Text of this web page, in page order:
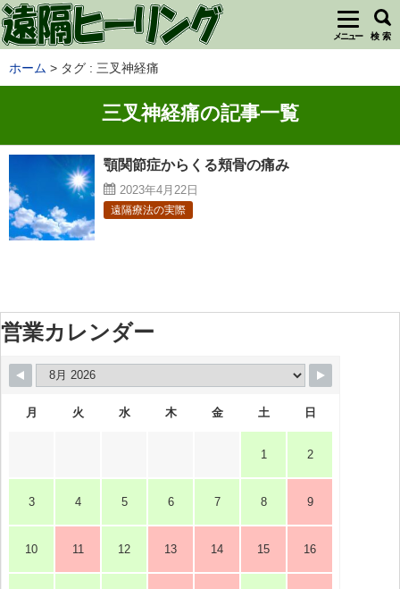
メニュー 検 索
ホーム タグ : 三叉神経痛
三叉神経痛の記事一覧
顎関節症からくる頬骨の痛み
2023年4月22日
遠隔療法の実際
営業カレンダー
月 火 水 木 金 土 日
1 2
3 4 5 6 7 8 9
10 11 12 13 14 15 16